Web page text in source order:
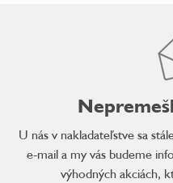
U nás v nakladateľstve sa
e-mail a my vás budeme
výhodných akciách,